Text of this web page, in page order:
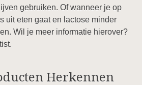
gebruiken. Of wanneer je op
uit eten gaat en lactose minder
Wil je meer informatie hierover?
Herkennen